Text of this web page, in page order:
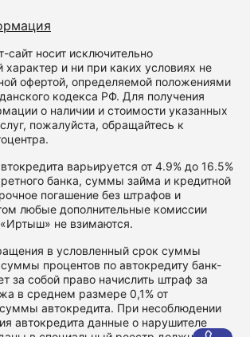
носит исключительно
и ни при каких условиях не
офертой, определяемой положениями
кодекса РФ. Для получения
о наличии и стоимости указанных
пожалуйста, обращайтесь к
варьируется от 4.9% до 16.5%
банка, суммы займа и кредитной
погашение без штрафов и
любые дополнительные комиссии
не взимаются.
в условленный срок суммы
процентов по автокредиту банк-
за собой право начислить штраф за
в среднем размере 0,1% от
автокредита. При несоблюдении
автокредита данные о нарушителе